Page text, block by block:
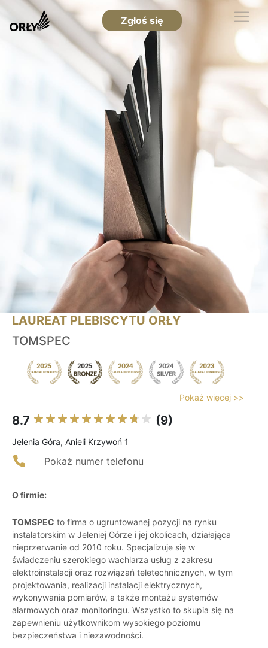
Zgłoś się
LAUREAT PLEBISCYTU ORŁY
TOMSPEC
Pokaż więcej >>
8.7 (9)
Jelenia Góra, Anieli Krzywoń 1
Pokaż numer telefonu
O firmie:
TOMSPEC to firma o ugruntowanej pozycji na rynku
instalatorskim w Jeleniej Górze i jej okolicach, działająca
nieprzerwanie od 2010 roku. Specjalizuje się w
świadczeniu szerokiego wachlarza usług z zakresu
elektroinstalacji oraz rozwiązań teletechnicznych, w tym
projektowania, realizacji instalacji elektrycznych,
wykonywania pomiarów, a także montażu systemów
alarmowych oraz monitoringu. Wszystko to skupia się na
zapewnieniu użytkownikom wysokiego poziomu
bezpieczeństwa i niezawodności.